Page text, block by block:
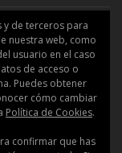
de terceros para
nuestra web, como
usuario en el caso
de acceso o
Puedes obtener
cómo cambiar
Política de Cookies.
confirmar que has